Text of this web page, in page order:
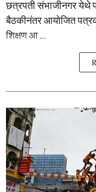
छत्रपती संभाजीनगर येथे
बैठकीनंतर आयोजित
शिक्षण आ ...